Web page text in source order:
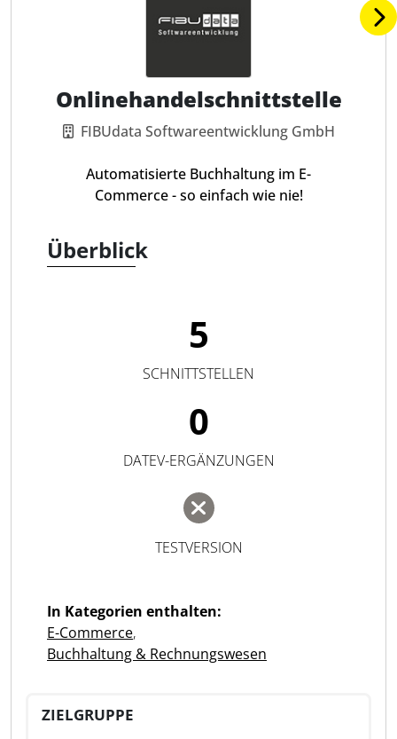
Onlinehandelschnittstelle
FIBUdata Softwareentwicklung GmbH
Automatisierte Buchhaltung im E-
Commerce - so einfach wie nie!
Überblick
5
SCHNITTSTELLEN
0
DATEV-ERGÄNZUNGEN
TESTVERSION
In Kategorien enthalten:
E-Commerce,
Buchhaltung & Rechnungswesen
ZIELGRUPPE